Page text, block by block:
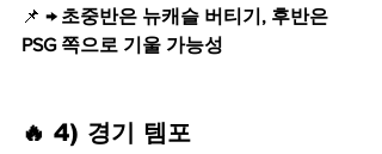
📌 → 초중반은 뉴캐슬 버티기, 후반은
PSG 쪽으로 기울 가능성
🔥 4) 경기 템포